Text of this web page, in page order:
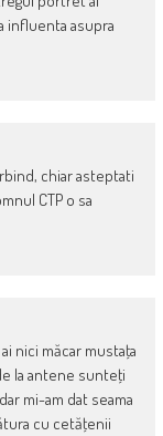
influenta asupra
chiar asteptati
CTP o sa
nici măcar mustaţa
la antene sunteţi
mi-am dat seama
cu cetăţenii